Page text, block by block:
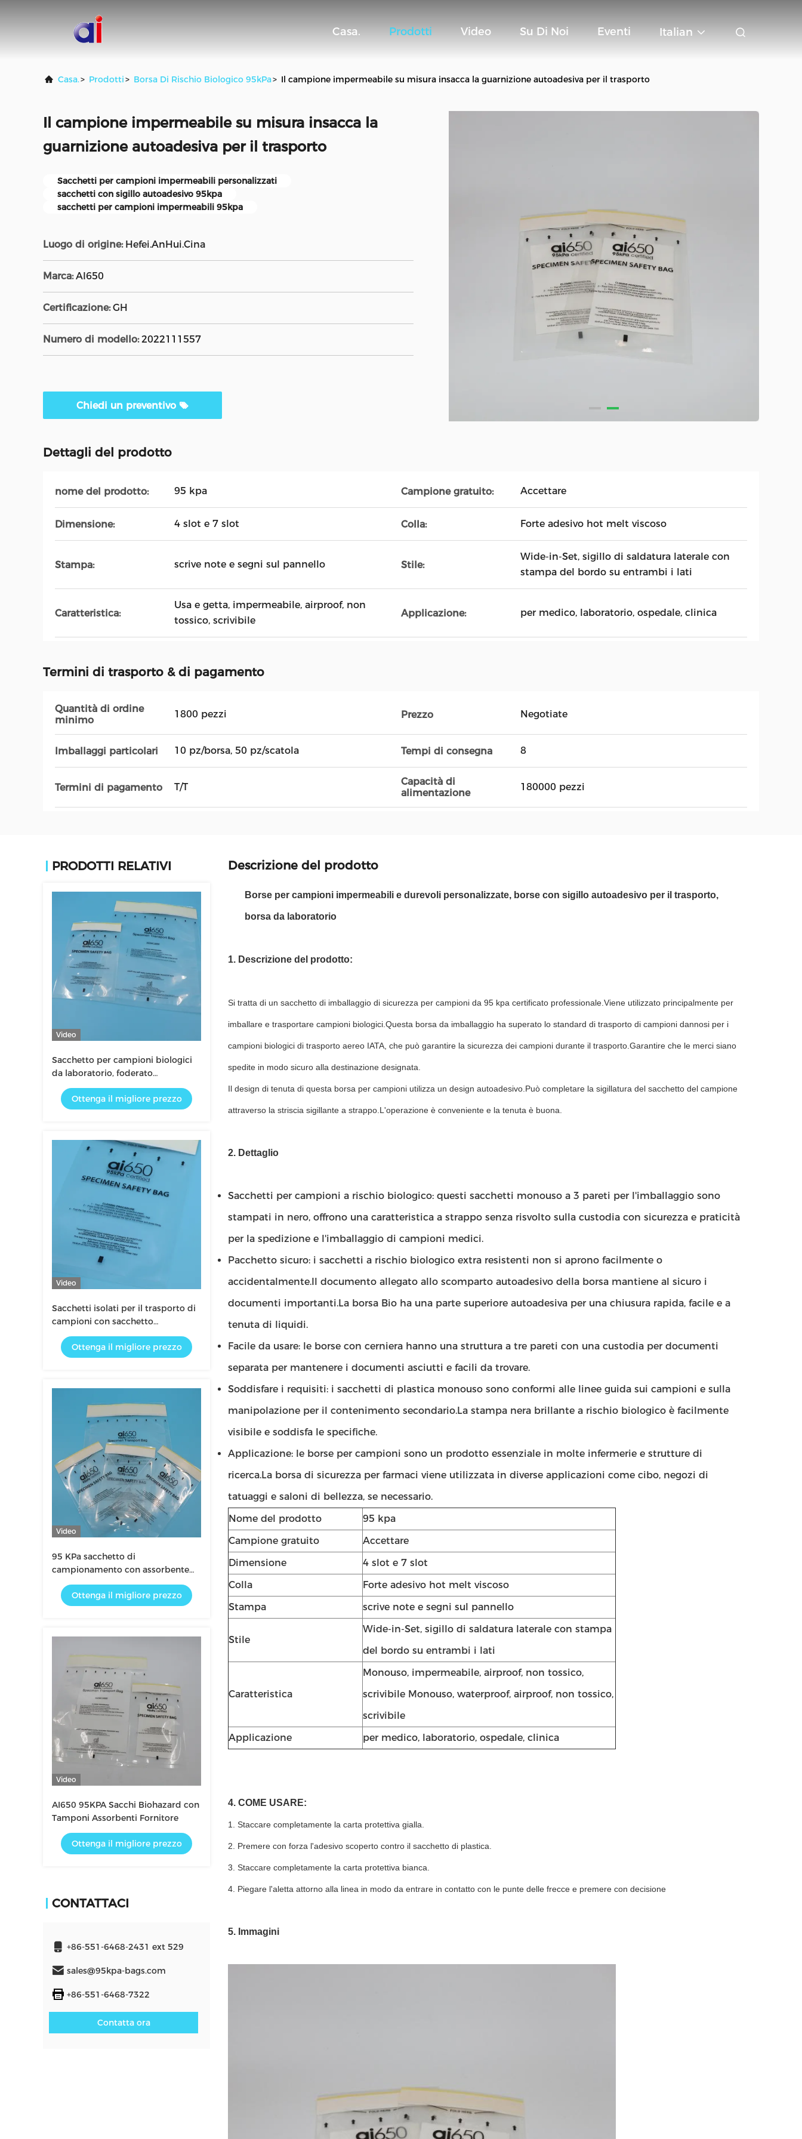
Casa. Prodotti Video Su Di Noi Eventi Italian
Casa.> Prodotti> Borsa Di Rischio Biologico 95kPa> Il campione impermeabile su misura insacca la guarnizione autoadesiva per il trasporto
Il campione impermeabile su misura insacca la
guarnizione autoadesiva per il trasporto
Sacchetti per campioni impermeabili personalizzati
sacchetti con sigillo autoadesivo 95kpa
sacchetti per campioni impermeabili 95kpa
Luogo di origine: Hefei.AnHui.Cina
Marca: AI650
Certificazione: GH
Numero di modello: 2022111557
Chiedi un preventivo
Dettagli del prodotto
nome del prodotto: 95 kpa Campione gratuito: Accettare
Dimensione: 4 slot e 7 slot Colla: Forte adesivo hot melt viscoso
Stampa: scrive note e segni sul pannello Stile:
Wide-in-Set, sigillo di saldatura laterale con
stampa del bordo su entrambi i lati
Caratteristica:
Usa e getta, impermeabile, airproof, non
tossico, scrivibile
Applicazione: per medico, laboratorio, ospedale, clinica
Termini di trasporto & di pagamento
Quantità di ordine
minimo
1800 pezzi Prezzo Negotiate
Imballaggi particolari 10 pz/borsa, 50 pz/scatola Tempi di consegna 8
Termini di pagamento T/T
Capacità di
alimentazione
180000 pezzi
PRODOTTI RELATIVI
Video
Sacchetto per campioni biologici
da laboratorio, foderato
assorbente, isolato, per campioni
di sangue, trasporto sicuro di
campioni di laboratorio
Ottenga il migliore prezzo
Video
Sacchetti isolati per il trasporto di
campioni con sacchetto
assorbente per la conservazione di
campioni di sangue sensibili alla
temperatura e il trasporto in
pericolosi
Ottenga il migliore prezzo
Video
95 KPa sacchetto di
campionamento con assorbente
per il trasporto in laboratorio
Ottenga il migliore prezzo
Video
AI650 95KPA Sacchi Biohazard con
Tamponi Assorbenti Fornitore
Ottenga il migliore prezzo
CONTATTACI
+86-551-6468-2431 ext 529
sales@95kpa-bags.com
+86-551-6468-7322
Contatta ora
Descrizione del prodotto
Borse per campioni impermeabili e durevoli personalizzate, borse con sigillo autoadesivo per il trasporto,
borsa da laboratorio
1. Descrizione del prodotto:
Si tratta di un sacchetto di imballaggio di sicurezza per campioni da 95 kpa certificato professionale.Viene utilizzato principalmente per
imballare e trasportare campioni biologici.Questa borsa da imballaggio ha superato lo standard di trasporto di campioni dannosi per i
campioni biologici di trasporto aereo IATA, che può garantire la sicurezza dei campioni durante il trasporto.Garantire che le merci siano
spedite in modo sicuro alla destinazione designata.
Il design di tenuta di questa borsa per campioni utilizza un design autoadesivo.Può completare la sigillatura del sacchetto del campione
attraverso la striscia sigillante a strappo.L'operazione è conveniente e la tenuta è buona.
2. Dettaglio
Sacchetti per campioni a rischio biologico: questi sacchetti monouso a 3 pareti per l'imballaggio sono
stampati in nero, offrono una caratteristica a strappo senza risvolto sulla custodia con sicurezza e praticità
per la spedizione e l'imballaggio di campioni medici.
Pacchetto sicuro: i sacchetti a rischio biologico extra resistenti non si aprono facilmente o
accidentalmente.Il documento allegato allo scomparto autoadesivo della borsa mantiene al sicuro i
documenti importanti.La borsa Bio ha una parte superiore autoadesiva per una chiusura rapida, facile e a
tenuta di liquidi.
Facile da usare: le borse con cerniera hanno una struttura a tre pareti con una custodia per documenti
separata per mantenere i documenti asciutti e facili da trovare.
Soddisfare i requisiti: i sacchetti di plastica monouso sono conformi alle linee guida sui campioni e sulla
manipolazione per il contenimento secondario.La stampa nera brillante a rischio biologico è facilmente
visibile e soddisfa le specifiche.
Applicazione: le borse per campioni sono un prodotto essenziale in molte infermerie e strutture di
ricerca.La borsa di sicurezza per farmaci viene utilizzata in diverse applicazioni come cibo, negozi di
tatuaggi e saloni di bellezza, se necessario.
Nome del prodotto
95 kpa
Campione gratuito
Accettare
Dimensione
4 slot e 7 slot
Colla
Forte adesivo hot melt viscoso
Stampa
scrive note e segni sul pannello
Stile
Wide-in-Set, sigillo di saldatura laterale con stampa
del bordo su entrambi i lati
Caratteristica
Monouso, impermeabile, airproof, non tossico,
scrivibile Monouso, waterproof, airproof, non tossico,
scrivibile
Applicazione
per medico, laboratorio, ospedale, clinica
4. COME USARE:
1. Staccare completamente la carta protettiva gialla.
2. Premere con forza l'adesivo scoperto contro il sacchetto di plastica.
3. Staccare completamente la carta protettiva bianca.
4. Piegare l'aletta attorno alla linea in modo da entrare in contatto con le punte delle frecce e premere con decisione
5. Immagini